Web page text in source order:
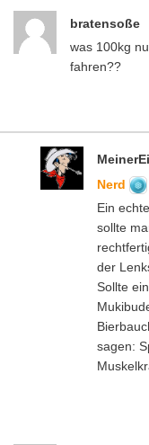
bratensoße
was 100kg
fahren??
Nerd
Ein
sollte
der
Sollte
sagen: